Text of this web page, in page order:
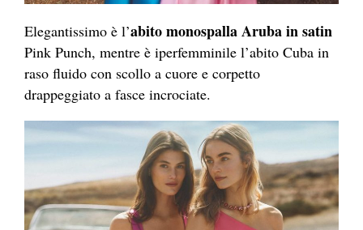
Elegantissimo è l’abito monospalla Aruba in satin
Pink Punch, mentre è iperfemminile l’abito Cuba in
raso fluido con scollo a cuore e corpetto
drappeggiato a fasce incrociate.